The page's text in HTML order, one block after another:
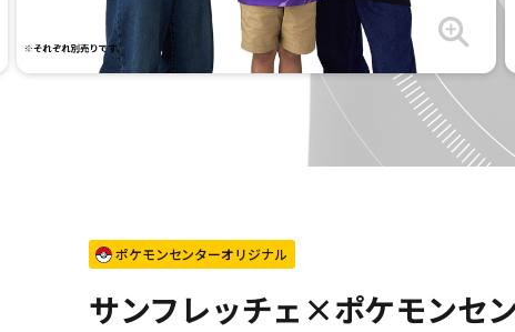
ポケモンセンターオリジナル
サンフレッチェ×ポケモンセ